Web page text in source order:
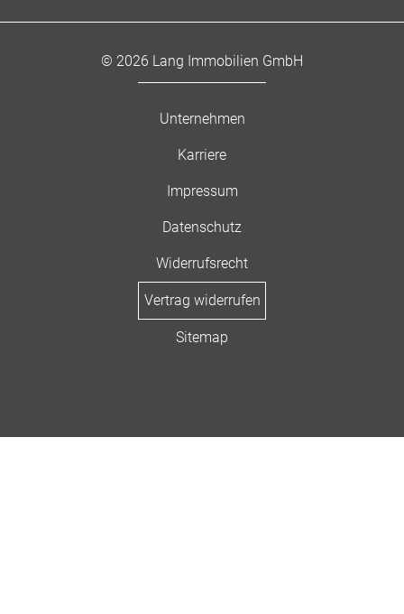
© 2026 Lang Immobilien GmbH
Unternehmen
Karriere
Impressum
Datenschutz
Widerrufsrecht
Vertrag widerrufen
Sitemap